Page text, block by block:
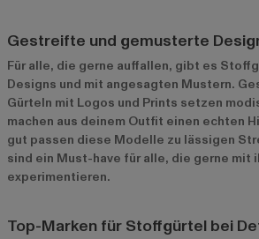
Gestreifte und gemusterte
Für alle, die gerne auffallen, gibt es
Designs und mit angesagten Mustern.
Gürteln mit Logos und Prints setzen
machen aus deinem Outfit einen echten
gut passen diese Modelle zu lässigen
sind ein Must-have für alle, die gerne mit
experimentieren.
Top-Marken für Stoffgürtel bei